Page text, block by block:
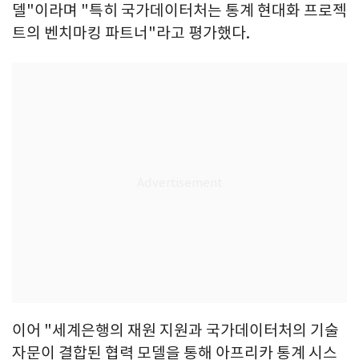
델"이라며 "특히 국가데이터처는 통계 현대화 프로젝
트의 벤치마킹 파트너"라고 평가했다.
이어 "세계은행의 재원 지원과 국가데이터처의 기술
자문이 결합된 협력 모델을 통해 아프리카 통계 시스